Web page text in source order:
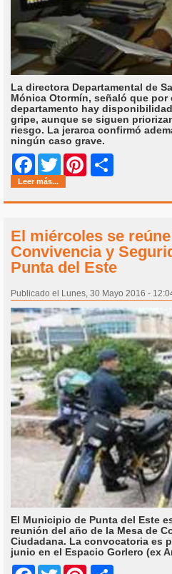
La directora Departamental de
Mónica Otormín, señaló que por
departamento hay
gripe, aunque se siguen
riesgo. La jerarca confirmó
ningún caso grave.
Facebook
Twitter Pinterest
Leer más...
El miércoles se
Convivencia y
Punta del Este
Publicado el Lunes, 30 Mayo 2016 -
El Municipio de Punta del Este
reunión del año de la Mesa de
Ciudadana. La convocatoria es
junio en el Espacio Gorlero (ex